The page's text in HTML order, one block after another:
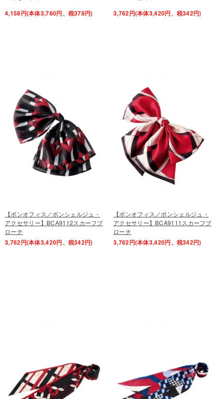
4,158円(本体3,780円、税378円) 3,762円(本体3,420円、税342円)
【ボンオフィス／ボンシェルジュ・
アクセサリー】BCA9112スカーフブ
ローチ
3,762円(本体3,420円、税342円)
【ボンオフィス／ボンシェルジュ・
アクセサリー】BCA9111スカーフブ
ローチ
3,762円(本体3,420円、税342円)